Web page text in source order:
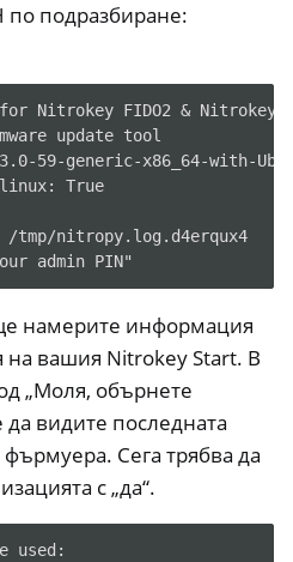
подразбиране:
Nitrokey FIDO2 & Nitrokey
update tool
59-generic-x86_64-with-
True
tmp/nitropy.log.d4erqux4
admin PIN"
намерите информация
на вашия Nitrokey Start. В
„Моля, обърнете
видите последната
Сега трябва да
с „да“.
used: